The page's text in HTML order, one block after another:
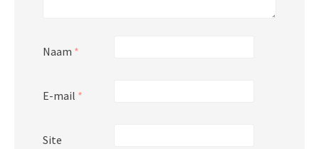
Naam *
E-mail *
Site